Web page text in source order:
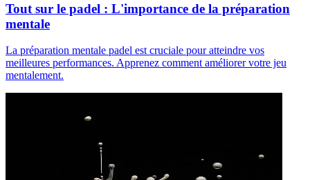
Tout sur le padel : L'importance de la préparation
mentale
La préparation mentale padel est cruciale pour atteindre vos
meilleures performances. Apprenez comment améliorer votre jeu
mentalement.